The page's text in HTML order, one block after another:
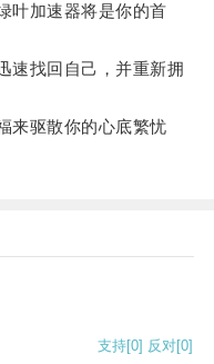
加速器将是你的首
找回自己，并重新拥
驱散你的心底繁忧
支持[0] 反对[0]